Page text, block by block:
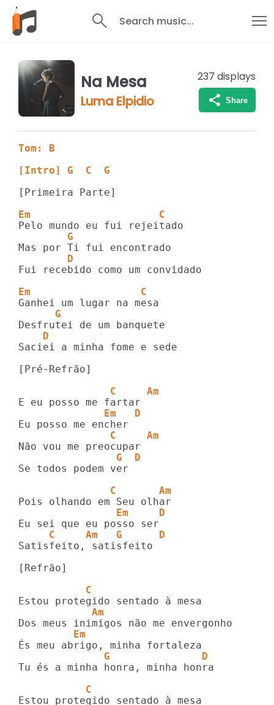
Search music...
Na Mesa
Luma Elpidio
237 displays
Share
Tom: B
[Intro] G  C  G
[Primeira Parte]
Em                     C
        G
        D
Fui recebido como um convidado
Em                  C
      G
    D
Saciei a minha fome e sede
[Pré-Refrão]
               C     Am
              Em   D
               C     Am
                G  D
Se todos podem ver
               C       Am
                Em     D
     C     Am   G      D
Satisfeito, satisfeito
[Refrão]
           C
            Am
         Em
              G               D
Tu és a minha honra, minha honra
           C